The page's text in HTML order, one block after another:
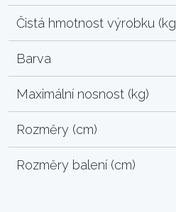
Čistá hmotnost výrobku
Barva
Maximální nosnost (kg)
Rozměry (cm)
Rozměry balení (cm)